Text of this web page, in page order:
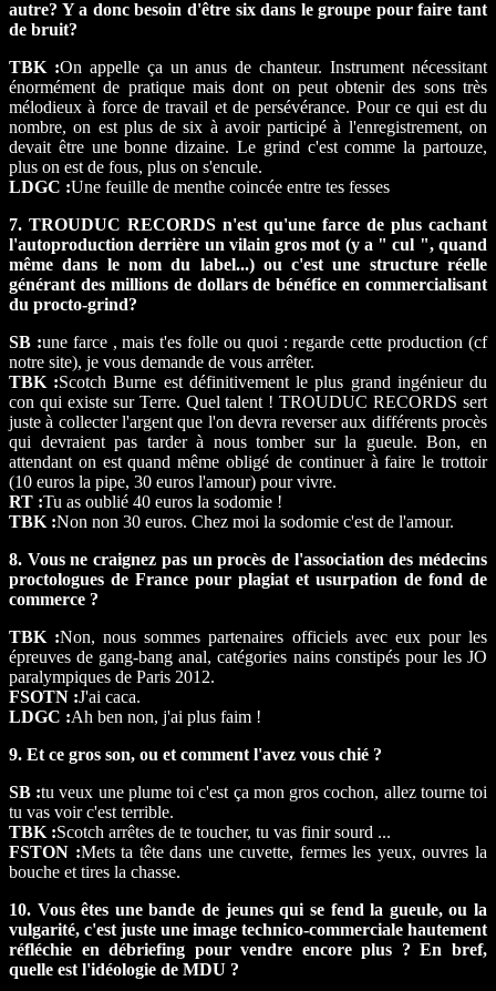
autre? Y a donc besoin d'être six dans le groupe pour faire tant
de bruit?
TBK :On appelle ça un anus de chanteur. Instrument nécessitant
énormément de pratique mais dont on peut obtenir des sons très
mélodieux à force de travail et de persévérance. Pour ce qui est du
nombre, on est plus de six à avoir participé à l'enregistrement, on
devait être une bonne dizaine. Le grind c'est comme la partouze,
plus on est de fous, plus on s'encule.
LDGC :Une feuille de menthe coincée entre tes fesses
7. TROUDUC RECORDS n'est qu'une farce de plus cachant
l'autoproduction derrière un vilain gros mot (y a " cul ", quand
même dans le nom du label...) ou c'est une structure réelle
générant des millions de dollars de bénéfice en commercialisant
du procto-grind?
SB :une farce , mais t'es folle ou quoi : regarde cette production (cf
notre site), je vous demande de vous arrêter.
TBK :Scotch Burne est définitivement le plus grand ingénieur du
con qui existe sur Terre. Quel talent ! TROUDUC RECORDS sert
juste à collecter l'argent que l'on devra reverser aux différents procès
qui devraient pas tarder à nous tomber sur la gueule. Bon, en
attendant on est quand même obligé de continuer à faire le trottoir
(10 euros la pipe, 30 euros l'amour) pour vivre.
RT :Tu as oublié 40 euros la sodomie !
TBK :Non non 30 euros. Chez moi la sodomie c'est de l'amour.
8. Vous ne craignez pas un procès de l'association des médecins
proctologues de France pour plagiat et usurpation de fond de
commerce ?
TBK :Non, nous sommes partenaires officiels avec eux pour les
épreuves de gang-bang anal, catégories nains constipés pour les JO
paralympiques de Paris 2012.
FSOTN :J'ai caca.
LDGC :Ah ben non, j'ai plus faim !
9. Et ce gros son, ou et comment l'avez vous chié ?
SB :tu veux une plume toi c'est ça mon gros cochon, allez tourne toi
tu vas voir c'est terrible.
TBK :Scotch arrêtes de te toucher, tu vas finir sourd ...
FSTON :Mets ta tête dans une cuvette, fermes les yeux, ouvres la
bouche et tires la chasse.
10. Vous êtes une bande de jeunes qui se fend la gueule, ou la
vulgarité, c'est juste une image technico-commerciale hautement
réfléchie en débriefing pour vendre encore plus ? En bref,
quelle est l'idéologie de MDU ?